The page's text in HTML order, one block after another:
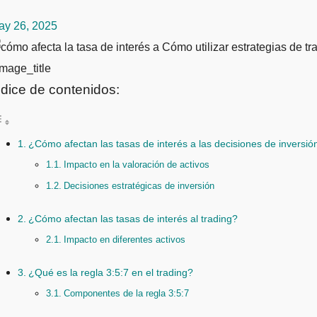
26, 2025
de contenidos:
¿Cómo afectan las tasas de interés a las decisiones de
Impacto en la valoración de activos
Decisiones estratégicas de inversión
¿Cómo afectan las tasas de interés al trading?
Impacto en diferentes activos
¿Qué es la regla 3:5:7 en el trading?
Componentes de la regla 3:5:7